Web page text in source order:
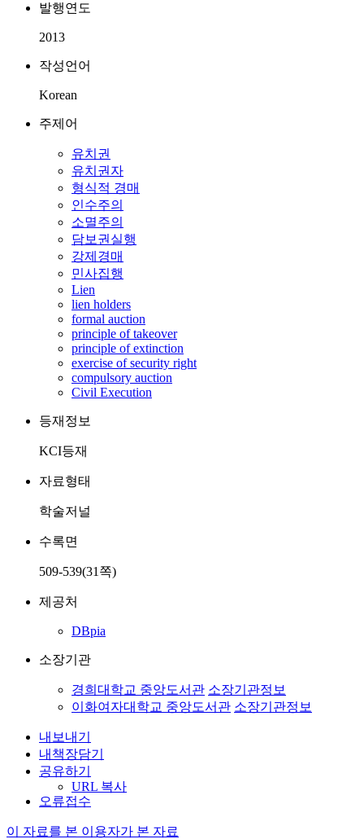
발행연도
2013
작성언어
Korean
주제어
유치권
유치권자
형식적 경매
인수주의
소멸주의
담보권실행
강제경매
민사집행
Lien
lien holders
formal auction
principle of takeover
principle of extinction
exercise of security right
compulsory auction
Civil Execution
등재정보
KCI등재
자료형태
학술저널
수록면
509-539(31쪽)
제공처
DBpia
소장기관
경희대학교 중앙도서관 소장기관정보
이화여자대학교 중앙도서관 소장기관정보
내보내기
내책장담기
공유하기
URL 복사
오류접수
이 자료를 본 이용자가 본 자료